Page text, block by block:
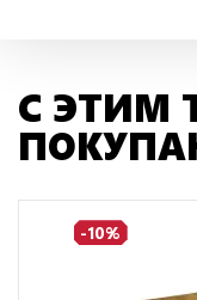
С ЭТИМ
-10%